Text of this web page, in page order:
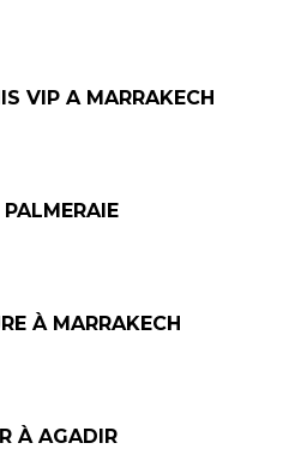
VIP A MARRAKECH
À MARRAKECH
À AGADIR